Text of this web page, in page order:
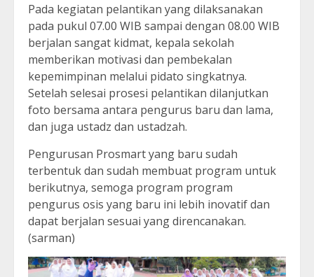
Pada kegiatan pelantikan yang dilaksanakan
pada pukul 07.00 WIB sampai dengan 08.00 WIB
berjalan sangat kidmat, kepala sekolah
memberikan motivasi dan pembekalan
kepemimpinan melalui pidato singkatnya.
Setelah selesai prosesi pelantikan dilanjutkan
foto bersama antara pengurus baru dan lama,
dan juga ustadz dan ustadzah.
Pengurusan Prosmart yang baru sudah
terbentuk dan sudah membuat program untuk
berikutnya, semoga program program
pengurus osis yang baru ini lebih inovatif dan
dapat berjalan sesuai yang direncanakan.
(sarman)